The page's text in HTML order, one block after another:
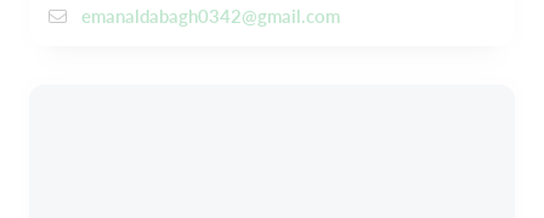
emanaldabagh0342@gmail.com